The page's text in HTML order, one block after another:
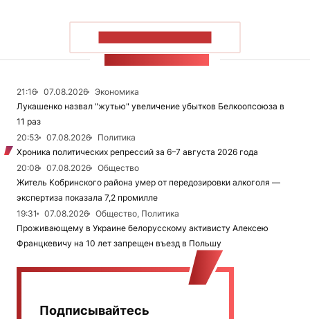
21:16 07.08.2026
Экономика
Лукашенко назвал "жутью" увеличение убытков Белкоопсоюза в
11 раз
20:53
07.08.2026
Политика
Хроника политических репрессий за 6–7 августа 2026 года
20:08
07.08.2026
Общество
Житель Кобринского района умер от передозировки алкоголя —
экспертиза показала 7,2 промилле
19:31
07.08.2026
Общество, Политика
Проживающему в Украине белорусскому активисту Алексею
Францкевичу на 10 лет запрещен въезд в Польшу
Подписывайтесь